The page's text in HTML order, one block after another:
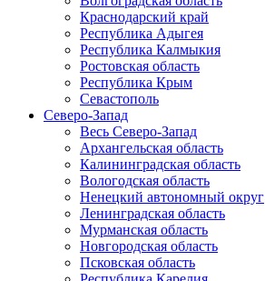
Краснодарский край
Республика Адыгея
Республика Калмыкия
Ростовская область
Республика Крым
Севастополь
Северо-Запад
Весь Северо-Запад
Архангельская область
Калининградская область
Вологодская область
Ненецкий автономный округ
Ленинградская область
Мурманская область
Новгородская область
Псковская область